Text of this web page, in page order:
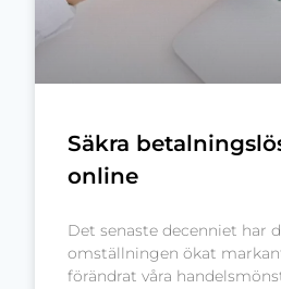
Säkra
online
Det senaste decenniet har
omställningen ökat
förändrat våra